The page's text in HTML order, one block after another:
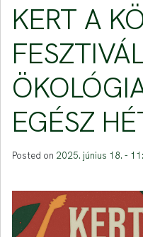
KERT A
EGÉSZ
Posted on 2025. június 18. -